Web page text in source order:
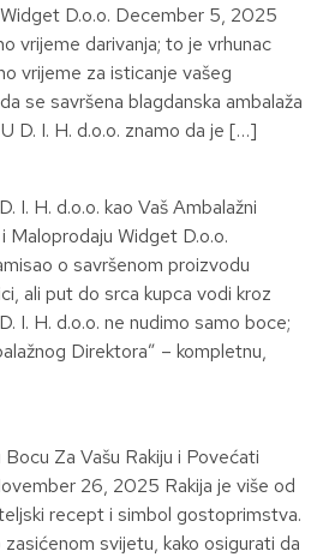
D.o.o. December 5, 2025
vrijeme darivanja; to je vrhunac
vrijeme za isticanje vašeg
se savršena blagdanska ambalaža
D. I. H. d.o.o. znamo da je […]
I. H. d.o.o. kao Vaš Ambalažni
Maloprodaju Widget D.o.o.
o savršenom proizvodu
ali put do srca kupca vodi kroz
I. H. d.o.o. ne nudimo samo boce;
Direktora” – kompletnu,
Za Vašu Rakiju i Povećati
26, 2025 Rakija je više od
recept i simbol gostoprimstva.
svijetu, kako osigurati da